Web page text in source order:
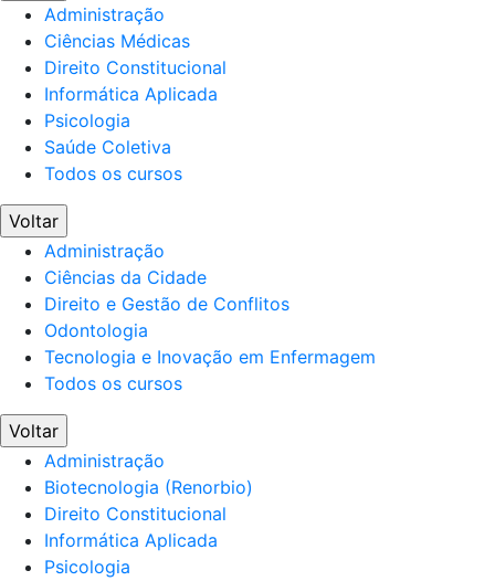
Administração
Ciências Médicas
Direito Constitucional
Informática Aplicada
Psicologia
Saúde Coletiva
Todos os cursos
Voltar
Administração
Ciências da Cidade
Direito e Gestão de Conflitos
Odontologia
Tecnologia e Inovação em Enfermagem
Todos os cursos
Voltar
Administração
Biotecnologia (Renorbio)
Direito Constitucional
Informática Aplicada
Psicologia